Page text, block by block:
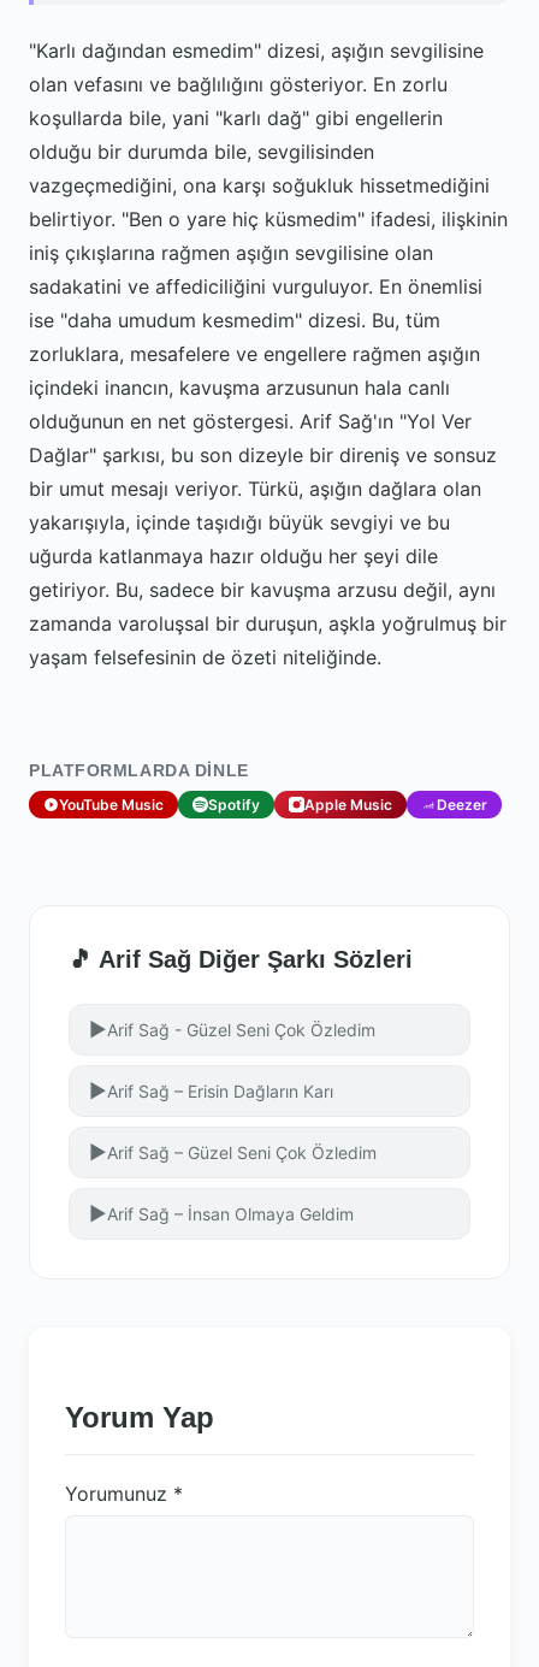
"Karlı dağından esmedim" dizesi, aşığın sevgilisine
olan vefasını ve bağlılığını gösteriyor. En zorlu
koşullarda bile, yani "karlı dağ" gibi engellerin
olduğu bir durumda bile, sevgilisinden
vazgeçmediğini, ona karşı soğukluk hissetmediğini
belirtiyor. "Ben o yare hiç küsmedim" ifadesi, ilişkinin
iniş çıkışlarına rağmen aşığın sevgilisine olan
sadakatini ve affediciliğini vurguluyor. En önemlisi
ise "daha umudum kesmedim" dizesi. Bu, tüm
zorluklara, mesafelere ve engellere rağmen aşığın
içindeki inancın, kavuşma arzusunun hala canlı
olduğunun en net göstergesi. Arif Sağ'ın "Yol Ver
Dağlar" şarkısı, bu son dizeyle bir direniş ve sonsuz
bir umut mesajı veriyor. Türkü, aşığın dağlara olan
yakarışıyla, içinde taşıdığı büyük sevgiyi ve bu
uğurda katlanmaya hazır olduğu her şeyi dile
getiriyor. Bu, sadece bir kavuşma arzusu değil, aynı
zamanda varoluşsal bir duruşun, aşkla yoğrulmuş bir
yaşam felsefesinin de özeti niteliğinde.
PLATFORMLARDA DINLE
YouTube Music Spotify Apple Music Deezer
🎵 Arif Sağ Diğer Şarkı Sözleri
▶Arif Sağ - Güzel Seni Çok Özledim
▶Arif Sağ – Erisin Dağların Karı
▶Arif Sağ – Güzel Seni Çok Özledim
▶Arif Sağ – İnsan Olmaya Geldim
Yorum Yap
Yorumunuz *